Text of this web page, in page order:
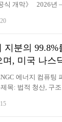
식 개막》 2026년
2.0 생태계
중심으로, 엔터테
인 시대를 본격적으
초기 사용자 유입 단
르기까지, 수백 일
마침내 2.0 생태
경제의 출발점이다.
지분의
, 미국 나스
해 PPLDAO
되었습니다.
에너지 컴퓨팅
목: 법적 청산, 구
위임을 받아, ENG/